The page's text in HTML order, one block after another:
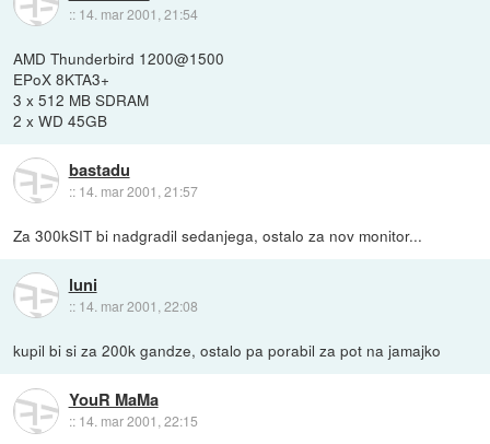
:: 14. mar 2001, 21:54
AMD Thunderbird 1200@1500
EPoX 8KTA3+
3 x 512 MB SDRAM
2 x WD 45GB
bastadu
:: 14. mar 2001, 21:57
Za 300kSIT bi nadgradil sedanjega, ostalo za nov monitor...
luni
:: 14. mar 2001, 22:08
kupil bi si za 200k gandze, ostalo pa porabil za pot na jamajko
YouR MaMa
:: 14. mar 2001, 22:15